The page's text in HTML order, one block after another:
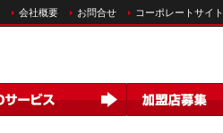
会社概要 お問合せ コーポレートサイト